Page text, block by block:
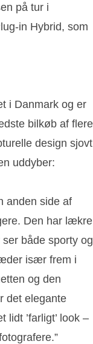
på tur i
in Hybrid, som
i Danmark og er
bilkøb af flere
design sjovt
uddyber:
anden side af
Den har lækre
både sporty og
især frem i
og den
det elegante
’farligt’ look –